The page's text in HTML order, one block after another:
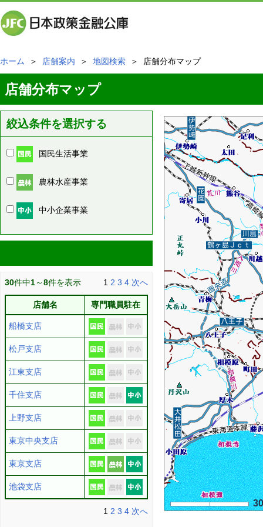
ホーム ＞ 店舗案内 ＞ 地図検索 ＞ 店舗分布マップ
店舗分布マップ
絞込条件を選択する
国民生活事業
農林水産事業
中小企業事業
30件中1～8件を表示 1 2 3 4 次へ
店舗名 専門職員駐在
船橋支店
松戸支店
江東支店
千住支店
上野支店
東京中央支店
東京支店
池袋支店
1 2 3 4 次へ